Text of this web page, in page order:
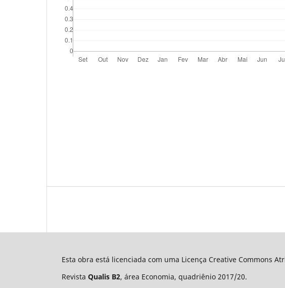
Esta obra está licenciada com uma Licença Creative Commons
Revista Qualis B2, área Economia, quadriênio 2017/20.